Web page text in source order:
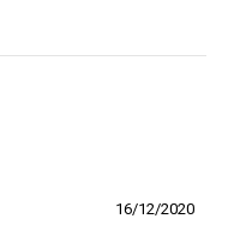
16/12/2020